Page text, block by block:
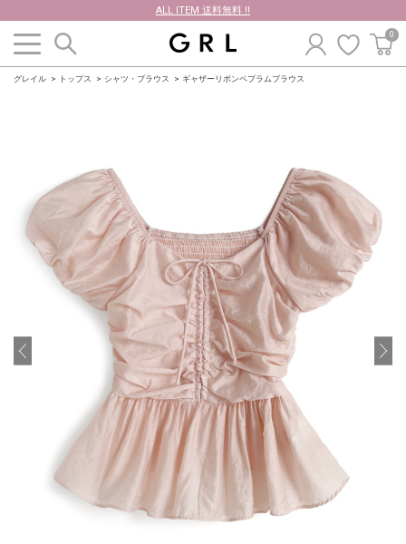
ALL ITEM 送料無料 !!
0
グレイル トップス シャツ・ブラウス ギャザーリボンペプラムブラウス